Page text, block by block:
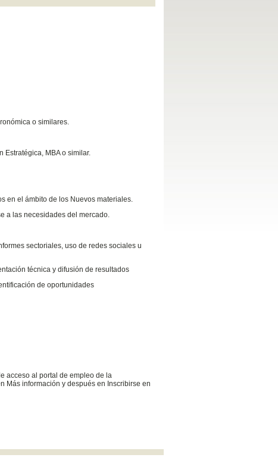
o similares.
MBA o similar.
en el ámbito de los Nuevos materiales.
a las necesidades del mercado.
sectoriales, uso de redes sociales u
técnica y difusión de resultados
de oportunidades
acceso al portal de empleo de la
Más información y después en Inscribirse en